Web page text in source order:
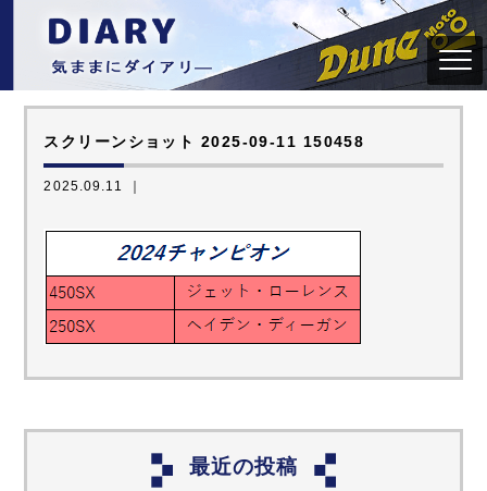
スクリーンショット 2025-09-11 150458
2025.09.11 ｜
最近の投稿